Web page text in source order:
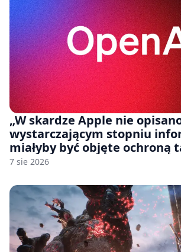
„W skardze Apple nie
wystarczającym stopniu
miałyby być objęte ochroną
handlowej”. OpenAI żąda
7 sie 2026